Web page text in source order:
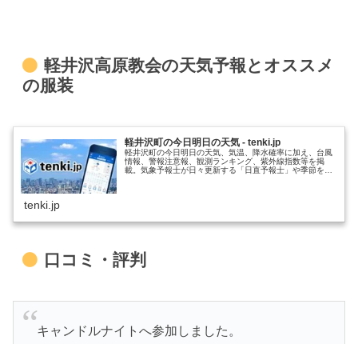
軽井沢高原教会の天気予報とオススメ
の服装
軽井沢町の今日明日の天気 - tenki.jp
軽井沢町の今日明日の天気、気温、降水確率に加え、台風
情報、警報注意報、観測ランキング、紫外線指数等を掲
載。気象予報士が日々更新する「日直予報士」や季節を楽
tenki.jp
口コミ・評判
キャンドルナイトへ参加しました。